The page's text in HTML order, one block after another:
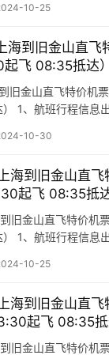
Time) (Arrival
10-25
海到旧金山直飞
飞 08:35抵达）
旧金山直飞特价机
1、航班行程信息
(Arrival Time) 出
10-30
海到旧金山直
起飞 08:35抵达
旧金山直飞特价机
1、航班行程信息
(Arrival Time)
10-25
海到旧金山直
起飞 08:35抵
旧金山直飞特价机